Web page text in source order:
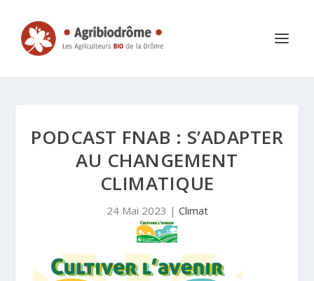
PODCAST FNAB : S’ADAPTER
AU CHANGEMENT
CLIMATIQUE
24 Mai 2023 | Climat